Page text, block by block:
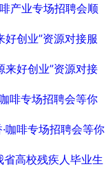
产业专场招聘会顺
好创业”资源对接服
来好创业”资源对接
啡专场招聘会等你
咖啡专场招聘会等你
高校残疾人毕业生